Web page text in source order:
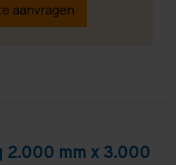
aanvragen
2.000 mm x 3.000